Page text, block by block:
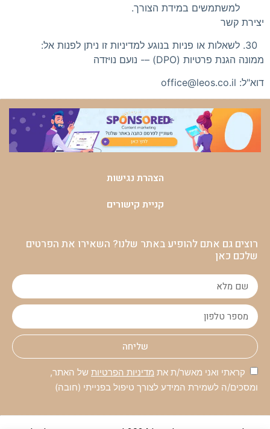
למשתמשים במידת הצורך.
יצירת קשר
לשאלות או פניות בנוגע למדיניות זו ניתן לפנות אל:
ממונה הגנת פרטיות (DPO) –- נועם נויזדה
דוא"ל: office@leos.co.il
הצהרת נגישות
קניית קישורים
רוצים גם אתם להופיע באתר שלנו? השאירו את הפרטים
שלכם כאן
שליחה
קראתי ואני מאשר/ת את מדיניות הפרטיות של האתר,
ומסכים/ה לשמירת המידע לצורך טיפול בפנייתי (חובה)